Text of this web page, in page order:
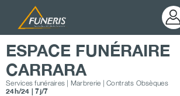
contenu
ESPACE FUNÉRAIRE
CARRARA
Services funéraires | Marbrerie | Contrats Obsèques
24h/24 | 7j/7